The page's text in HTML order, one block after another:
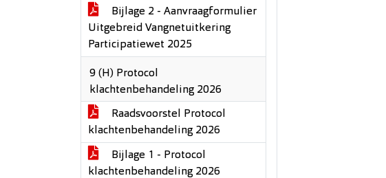
Bijlage 2 - Aanvraagformulier
Uitgebreid Vangnetuitkering
Participatiewet 2025
9 (H) Protocol
klachtenbehandeling 2026
Raadsvoorstel Protocol
klachtenbehandeling 2026
Bijlage 1 - Protocol
klachtenbehandeling 2026